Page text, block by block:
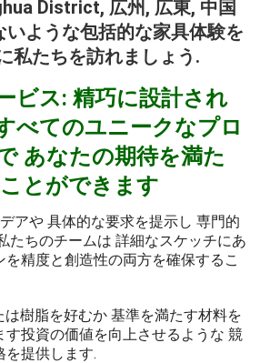
District, 広州, 広東, 中国
いような包括的な家具体験を
私たちを訪れましょう.
ビス: 精巧に設計され
べてのユニークなプロ
あなたの期待を満た
とができます
アや 具体的な要求を提示し 専門的
たちのチームは 詳細なスケッチにあ
を精度と創造性の両方を確保するこ
は樹脂を好むか 基準を満たす材料を
す投資の価値を向上させるような 競
を提供します.